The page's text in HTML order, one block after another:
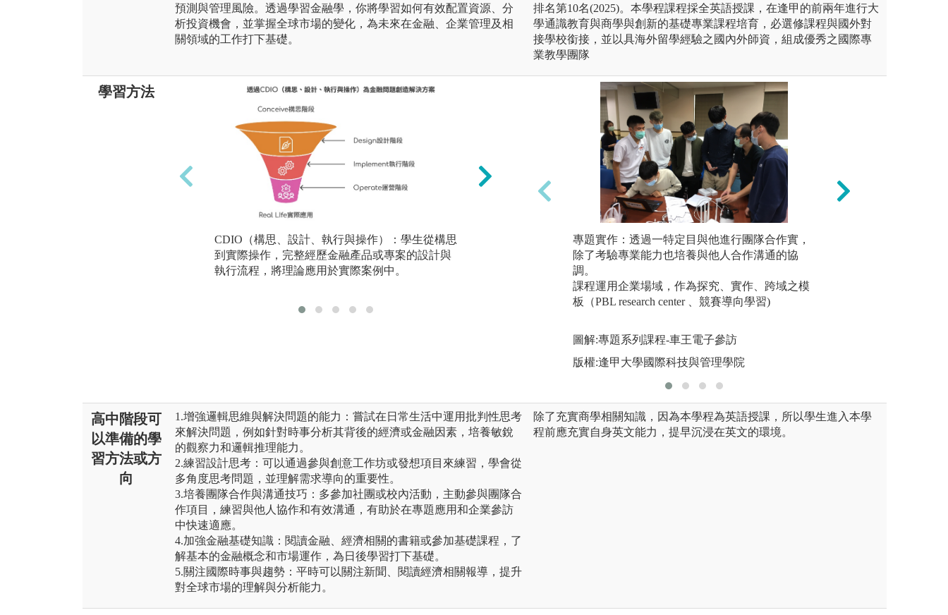
預測與管理風險。透過學習金融學，你將學習如何有效配置資源、分
析投資機會，並掌握全球市場的變化，為未來在金融、企業管理及相
關領域的工作打下基礎。
排名第10名(2025)。本學程課程採全英語授課，在逢甲的前兩年進行大
學通識教育與商學與創新的基礎專業課程培育，必選修課程與國外對
接學校銜接，並以具海外留學經驗之國內外師資，組成優秀之國際專
業教學團隊
學習方法
CDIO（構思、設計、執行與操作）：學生從構思
到實際操作，完整經歷金融產品或專案的設計與
執行流程，將理論應用於實際案例中。
Design Thinking（設計思考）：這種方法讓學生
在面對金融問題時，學會從用戶需求出發，經過
多次反覆測試與改善，最終設計出符合需求的解
決方案。
專題實作：透過一特定目與他進行團隊合作實，
除了考驗專業能力也培養與他人合作溝通的協
調。
課程運用企業場域，作為探究、實作、跨域之模
板（PBL research center 、競賽導向學習)
圖解:專題系列課程-車王電子參訪
版權:逢甲大學國際科技與管理學院
高中階段可
以準備的學
習方法或方
向
1.增強邏輯思維與解決問題的能力：嘗試在日常生活中運用批判性思考
來解決問題，例如針對時事分析其背後的經濟或金融因素，培養敏銳
的觀察力和邏輯推理能力。
2.練習設計思考：可以通過參與創意工作坊或發想項目來練習，學會從
多角度思考問題，並理解需求導向的重要性。
3.培養團隊合作與溝通技巧：多參加社團或校內活動，主動參與團隊合
作項目，練習與他人協作和有效溝通，有助於在專題應用和企業參訪
中快速適應。
4.加強金融基礎知識：閱讀金融、經濟相關的書籍或參加基礎課程，了
解基本的金融概念和市場運作，為日後學習打下基礎。
5.關注國際時事與趨勢：平時可以關注新聞、閱讀經濟相關報導，提升
對全球市場的理解與分析能力。
除了充實商學相關知識，因為本學程為英語授課，所以學生進入本學
程前應充實自身英文能力，提早沉浸在英文的環境。